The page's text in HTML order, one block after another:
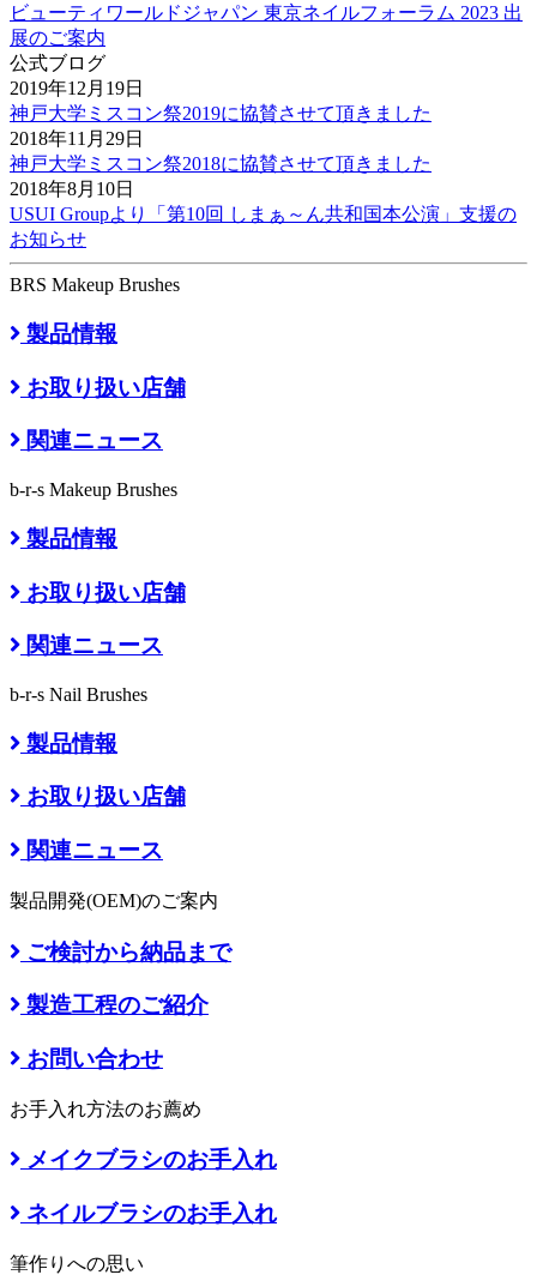
ビューティワールドジャパン 東京ネイルフォーラム 2023 出
展のご案内
公式ブログ
2019年12月19日
神戸大学ミスコン祭2019に協賛させて頂きました
2018年11月29日
神戸大学ミスコン祭2018に協賛させて頂きました
2018年8月10日
USUI Groupより「第10回 しまぁ～ん共和国本公演」支援の
お知らせ
BRS Makeup Brushes
製品情報
お取り扱い店舗
関連ニュース
b-r-s Makeup Brushes
製品情報
お取り扱い店舗
関連ニュース
b-r-s Nail Brushes
製品情報
お取り扱い店舗
関連ニュース
製品開発(OEM)のご案内
ご検討から納品まで
製造工程のご紹介
お問い合わせ
お手入れ方法のお薦め
メイクブラシのお手入れ
ネイルブラシのお手入れ
筆作りへの思い